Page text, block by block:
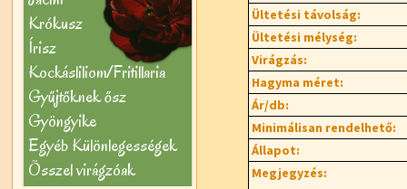
Krókusz
Írisz
Kockásliliom/Fritillaria
Gyűjtőknek ősz
Gyöngyike
Egyéb Különlegességek
Õsszel virágzóak
Ültetési távolság:
Ültetési mélység:
Virágzás:
Hagyma méret:
Ár/db:
Minimálisan rendelhető:
Állapot:
Megjegyzés: